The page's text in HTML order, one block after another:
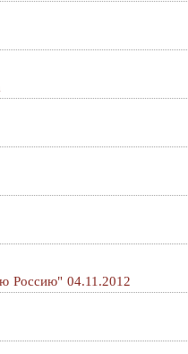
Россию" 04.11.2012